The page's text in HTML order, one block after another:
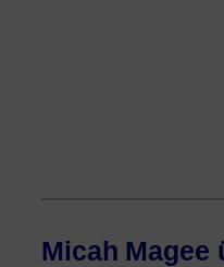
Micah Magee